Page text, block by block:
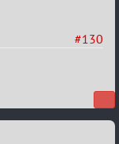
#130